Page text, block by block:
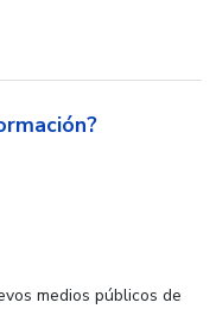
medios públicos de